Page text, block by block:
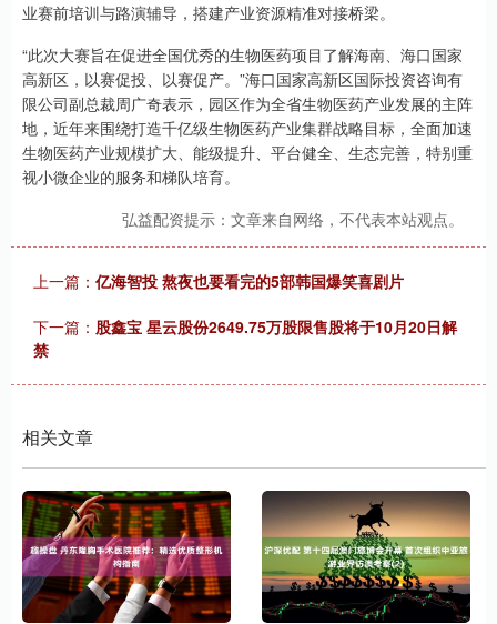
业赛前培训与路演辅导，搭建产业资源精准对接桥梁。
“此次大赛旨在促进全国优秀的生物医药项目了解海南、海口国家
高新区，以赛促投、以赛促产。”海口国家高新区国际投资咨询有
限公司副总裁周广奇表示，园区作为全省生物医药产业发展的主阵
地，近年来围绕打造千亿级生物医药产业集群战略目标，全面加速
生物医药产业规模扩大、能级提升、平台健全、生态完善，特别重
视小微企业的服务和梯队培育。
弘益配资提示：文章来自网络，不代表本站观点。
上一篇： 亿海智投 熬夜也要看完的5部韩国爆笑喜剧片
下一篇： 股鑫宝 星云股份2649.75万股限售股将于10月20日解
禁
相关文章